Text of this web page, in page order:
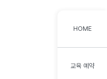
HOME
교육 예약